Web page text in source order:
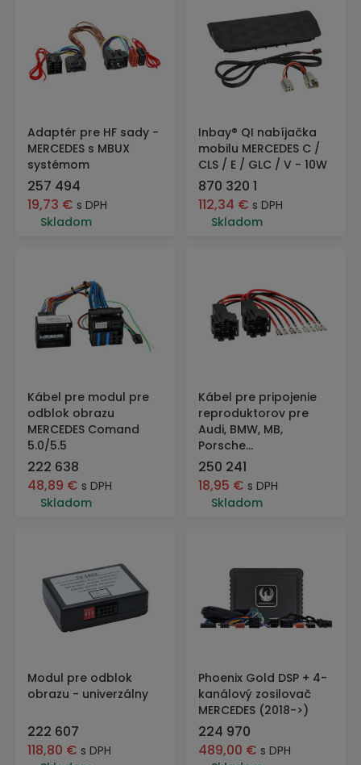
Adaptér pre HF sady -
MERCEDES s MBUX
systémom
257 494
19,73 € s DPH
Skladom
Inbay® QI nabíjačka
mobilu MERCEDES C /
CLS / E / GLC / V - 10W
870 320 1
112,34 € s DPH
Skladom
Kábel pre modul pre
odblok obrazu
MERCEDES Comand
5.0/5.5
222 638
48,89 € s DPH
Skladom
Kábel pre pripojenie
reproduktorov pre
Audi, BMW, MB,
Porsche...
250 241
18,95 € s DPH
Skladom
Modul pre odblok
obrazu - univerzálny
222 607
118,80 € s DPH
Phoenix Gold DSP + 4-
kanálový zosilovač
MERCEDES (2018->)
224 970
489,00 € s DPH